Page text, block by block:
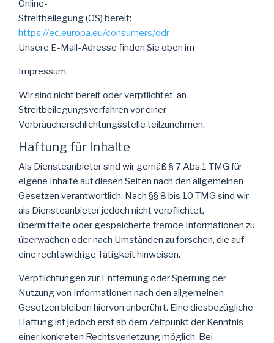
Online-
Streitbeilegung (OS) bereit:
https://ec.europa.eu/consumers/odr
Unsere E-Mail-Adresse finden Sie oben im
Impressum.
Wir sind nicht bereit oder verpflichtet, an
Streitbeilegungsverfahren vor einer
Verbraucherschlichtungsstelle teilzunehmen.
Haftung für Inhalte
Als Diensteanbieter sind wir gemäß § 7 Abs.1 TMG für
eigene Inhalte auf diesen Seiten nach den allgemeinen
Gesetzen verantwortlich. Nach §§ 8 bis 10 TMG sind wir
als Diensteanbieter jedoch nicht verpflichtet,
übermittelte oder gespeicherte fremde Informationen zu
überwachen oder nach Umständen zu forschen, die auf
eine rechtswidrige Tätigkeit hinweisen.
Verpflichtungen zur Entfernung oder Sperrung der
Nutzung von Informationen nach den allgemeinen
Gesetzen bleiben hiervon unberührt. Eine diesbezügliche
Haftung ist jedoch erst ab dem Zeitpunkt der Kenntnis
einer konkreten Rechtsverletzung möglich. Bei